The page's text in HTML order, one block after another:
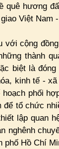
quê hương
giao Việt Nam
với cộng
thành
biệt là
kinh tế -
phối
để tổ chức
lập quan
nghênh
phố Hồ Chí